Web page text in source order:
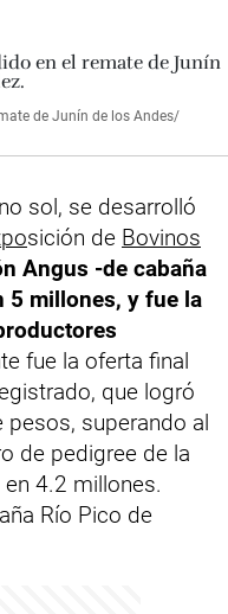
de Junín de los Andes/
sol, se desarrolló
sición de Bovinos
Angus -de cabaña
5 millones, y fue la
fue la oferta final
que logró
superando al
de pedigree de la
4.2 millones.
Río Pico de